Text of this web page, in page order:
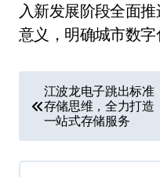
入新发展阶段全面
意义，明确城市数字
章
导
江波龙电子跳出标准
存储思维，全力打造
一站式存储服务